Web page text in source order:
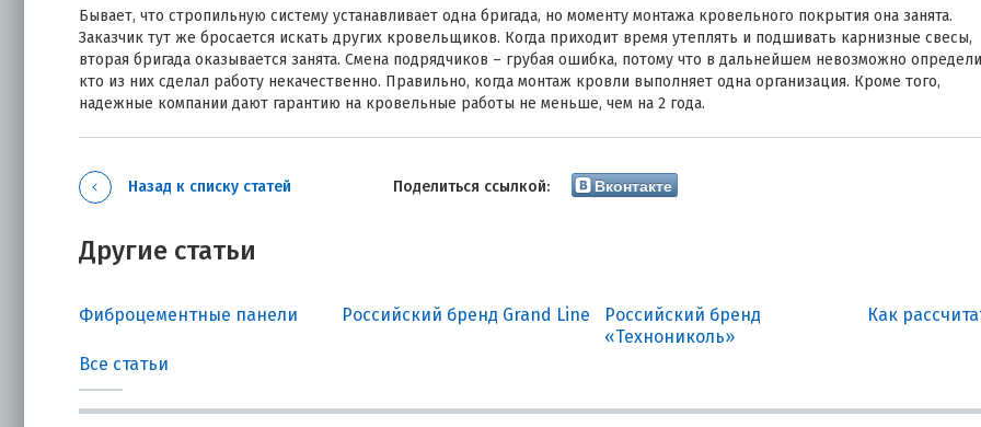
Бывает, что стропильную систему устанавливает одна бригада, но моменту монтажа кровельного покрытия она занята.
Заказчик тут же бросается искать других кровельщиков. Когда приходит время утеплять и подшивать карнизные свесы,
вторая бригада оказывается занята. Смена подрядчиков – грубая ошибка, потому что в дальнейшем невозможно
кто из них сделал работу некачественно. Правильно, когда монтаж кровли выполняет одна организация. Кроме того,
надежные компании дают гарантию на кровельные работы не меньше, чем на 2 года.
Назад к списку статей Вконтакте
Поделиться ссылкой:
Другие статьи
Фиброцементные панели Российский бренд Grand Line
Российский бренд
«Технониколь»
Как
Все статьи